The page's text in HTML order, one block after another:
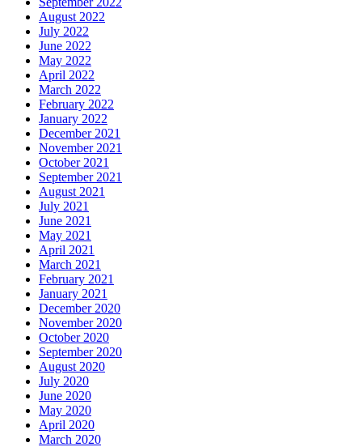
August 2022
July 2022
June 2022
May 2022
April 2022
March 2022
February 2022
January 2022
December 2021
November 2021
October 2021
September 2021
August 2021
July 2021
June 2021
May 2021
April 2021
March 2021
February 2021
January 2021
December 2020
November 2020
October 2020
September 2020
August 2020
July 2020
June 2020
May 2020
April 2020
March 2020